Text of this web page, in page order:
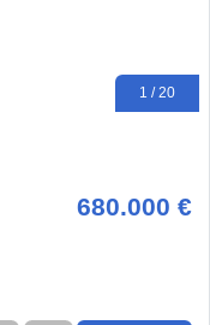
1 / 20
680.000 €